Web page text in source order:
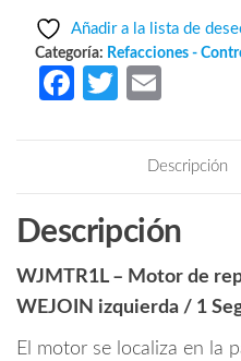
$12,246.12.
Motor
para
barrera
Segundo
cantidad
Añadir a la lista de
Categoría: Refacciones -
Fa
o
T
itt
ail
Descripción
Descripción
WJMTR1L – Motor de
WEJOIN izquierda / 1
El motor se localiza en la